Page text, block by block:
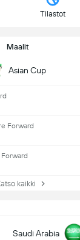
Tilastot
Maalit
Asian Cup
Forward
kaikki
Saudi Arabia